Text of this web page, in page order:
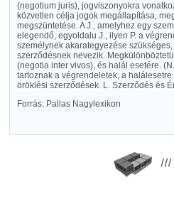
(negotium juris), jogviszonyokra
közvetlen célja jogok megállapítása,
megszüntetése. A J., amelyhez egy
elegendő, egyoldalu J., ilyen P. a
személynek akarategyezése
szerződésnek nevezik.
(negotia inter vivos), és halál esetére.
tartoznak a végrendeletek, a
öröklési szerződések. L. Szerződés és
Forrás: Pallas Nagylexikon